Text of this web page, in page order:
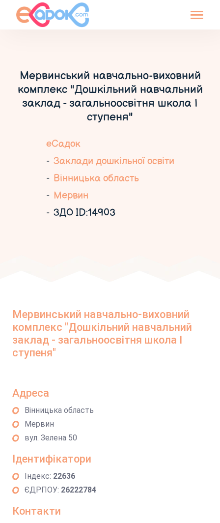
Мервинський навчально-виховний
комплекс "Дошкільний навчальний
заклад - загальноосвітня школа І
ступеня"
еСадок
Заклади дошкільної освіти
Вінницька область
Мервин
ЗДО ID:14903
Мервинський навчально-виховний
комплекс "Дошкільний навчальний
заклад - загальноосвітня школа І
ступеня"
Адреса
Вінницька область
Мервин
вул. Зелена 50
Ідентифікатори
Індекс: 22636
ЄДРПОУ: 26222784
Контакти